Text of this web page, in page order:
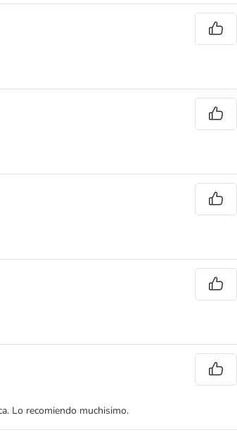
Lo recomiendo muchisimo.